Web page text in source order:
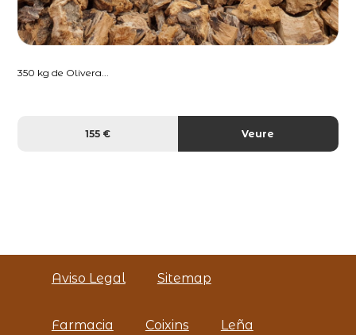
350 kg de Olivera...
155 € Veure
Aviso Legal Sitemap
Farmacia Coixins Leña